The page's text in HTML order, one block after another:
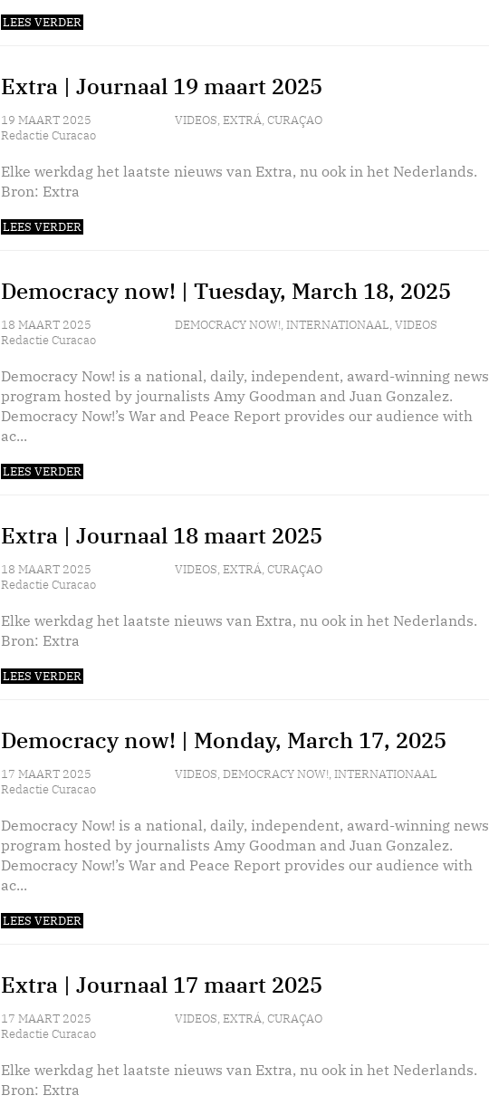
LEES VERDER
Extra | Journaal 19 maart 2025
19 MAART 2025
Redactie Curacao
VIDEOS, EXTRÁ, CURAÇAO
Elke werkdag het laatste nieuws van Extra, nu ook in het Nederlands.
Bron: Extra
LEES VERDER
Democracy now! | Tuesday, March 18, 2025
18 MAART 2025
Redactie Curacao
DEMOCRACY NOW!, INTERNATIONAAL, VIDEOS
Democracy Now! is a national, daily, independent, award-winning news
program hosted by journalists Amy Goodman and Juan Gonzalez.
Democracy Now!’s War and Peace Report provides our audience with
ac...
LEES VERDER
Extra | Journaal 18 maart 2025
18 MAART 2025
Redactie Curacao
VIDEOS, EXTRÁ, CURAÇAO
Elke werkdag het laatste nieuws van Extra, nu ook in het Nederlands.
Bron: Extra
LEES VERDER
Democracy now! | Monday, March 17, 2025
17 MAART 2025
Redactie Curacao
VIDEOS, DEMOCRACY NOW!, INTERNATIONAAL
Democracy Now! is a national, daily, independent, award-winning news
program hosted by journalists Amy Goodman and Juan Gonzalez.
Democracy Now!’s War and Peace Report provides our audience with
ac...
LEES VERDER
Extra | Journaal 17 maart 2025
17 MAART 2025
Redactie Curacao
VIDEOS, EXTRÁ, CURAÇAO
Elke werkdag het laatste nieuws van Extra, nu ook in het Nederlands.
Bron: Extra